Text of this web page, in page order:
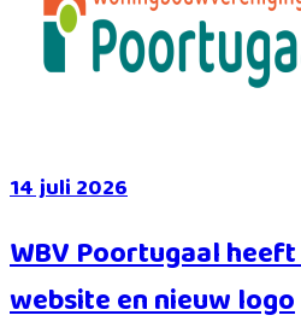
14 juli 2026
WBV Poortugaal
website en nieuw logo